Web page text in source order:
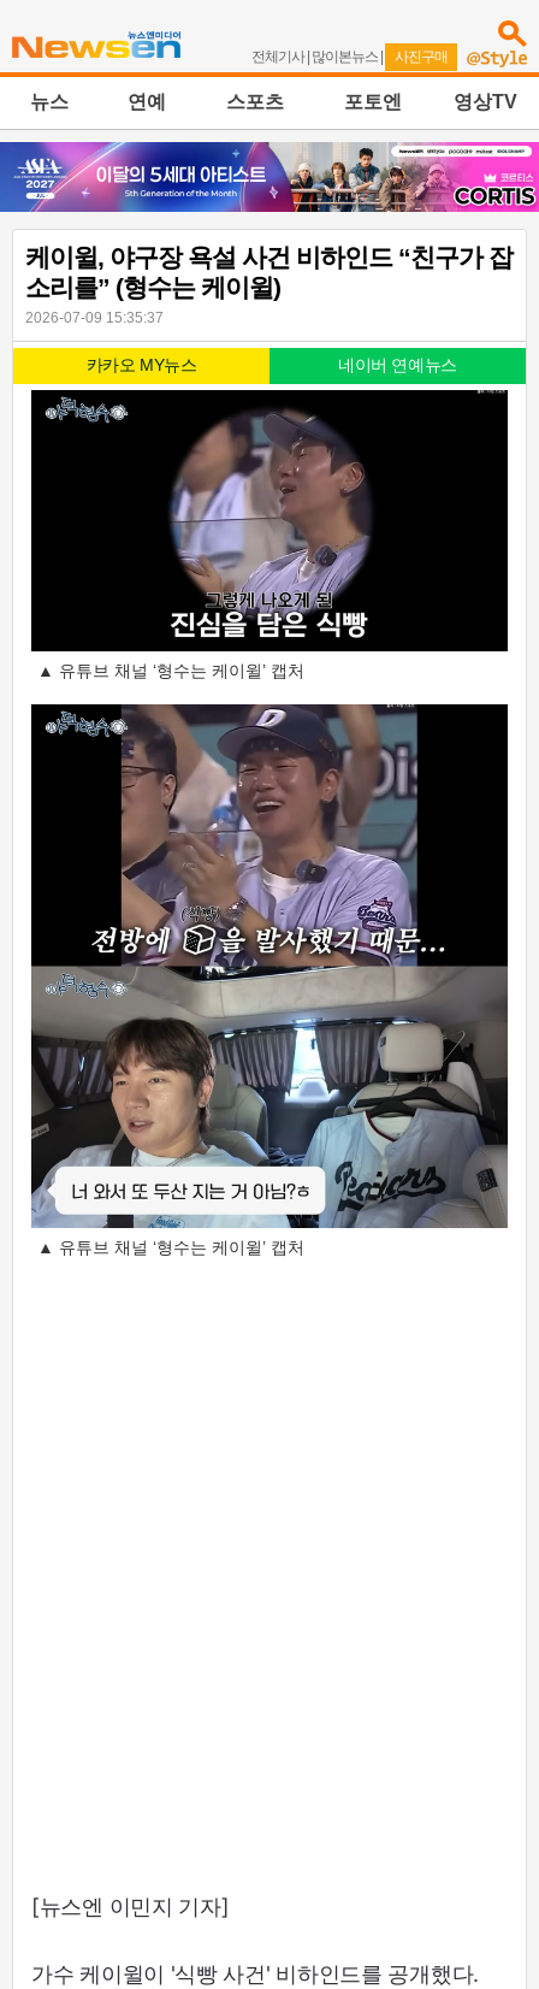
전체기사| 많이본뉴스 | 사진구매
뉴스 연예 스포츠 포토엔 영상TV
케이윌, 야구장 욕설 사건 비하인드 “친구가 잡
소리를” (형수는 케이윌)
2026-07-09 15:35:37
카카오 MY뉴스 네이버 연예뉴스
▲ 유튜브 채널 ‘형수는 케이윌’ 캡처
▲ 유튜브 채널 ‘형수는 케이윌’ 캡처
[뉴스엔 이민지 기자]
가수 케이윌이 '식빵 사건' 비하인드를 공개했다.